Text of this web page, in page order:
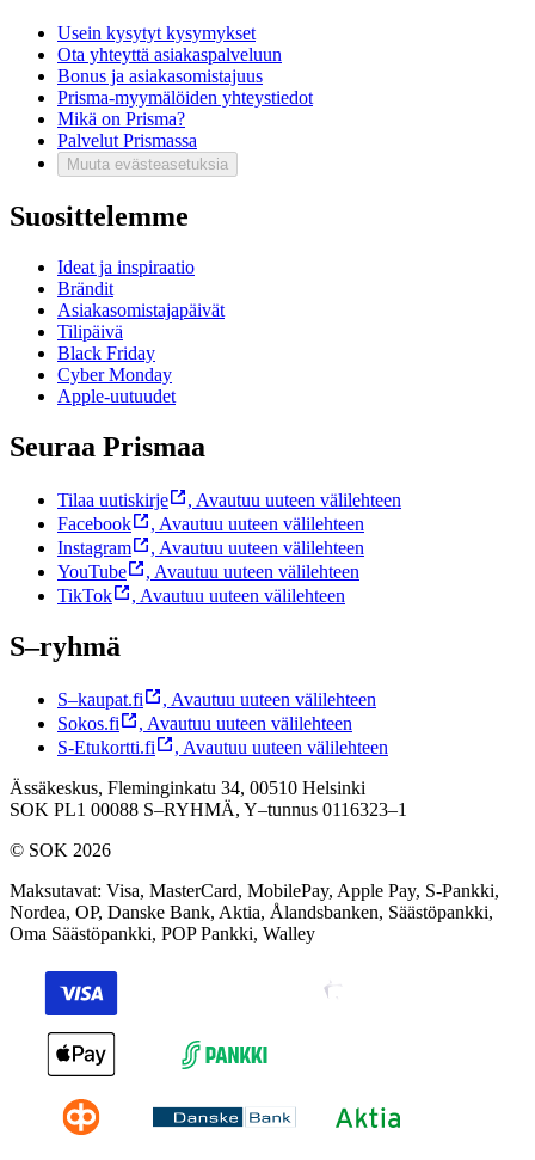
Usein kysytyt kysymykset
Ota yhteyttä asiakaspalveluun
Bonus ja asiakasomistajuus
Prisma-myymälöiden yhteystiedot
Mikä on Prisma?
Palvelut Prismassa
Muuta evästeasetuksia
Suosittelemme
Ideat ja inspiraatio
Brändit
Asiakasomistajapäivät
Tilipäivä
Black Friday
Cyber Monday
Apple-uutuudet
Seuraa Prismaa
Tilaa uutiskirje , Avautuu uuteen välilehteen
Facebook
, Avautuu uuteen välilehteen
Instagram
, Avautuu uuteen välilehteen
YouTube
, Avautuu uuteen välilehteen
TikTok
, Avautuu uuteen välilehteen
S–ryhmä
S–kaupat.fi , Avautuu uuteen välilehteen
Sokos.fi
, Avautuu uuteen välilehteen
S-Etukortti.fi
, Avautuu uuteen välilehteen
Ässäkeskus, Fleminginkatu 34, 00510 Helsinki
SOK PL1 00088 S–RYHMÄ, Y–tunnus 0116323–1
© SOK 2026
Maksutavat: Visa, MasterCard, MobilePay, Apple Pay, S-Pankki,
Nordea, OP, Danske Bank, Aktia, Ålandsbanken, Säästöpankki,
Oma Säästöpankki, POP Pankki, Walley